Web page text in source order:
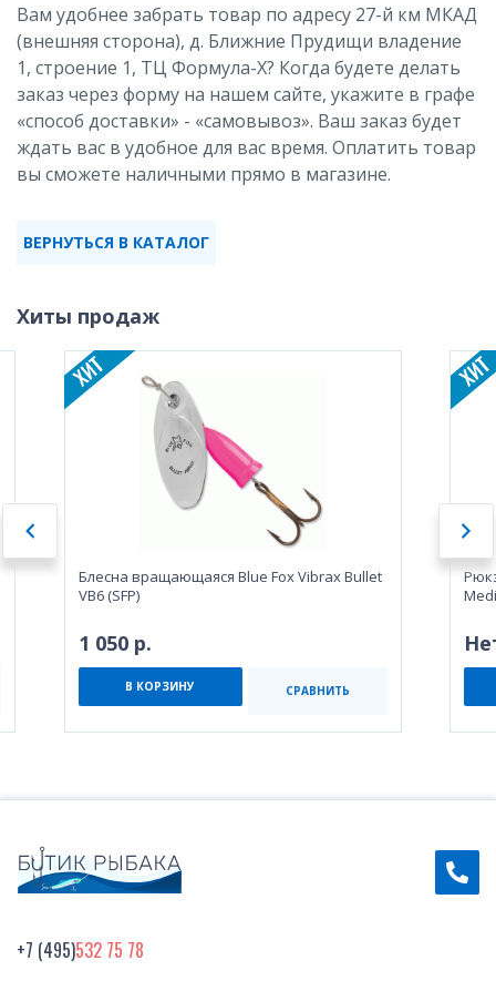
Вам удобнее забрать товар по адресу 27-й км МКАД
(внешняя сторона), д. Ближние Прудищи владение
1, строение 1, ТЦ Формула-X? Когда будете делать
заказ через форму на нашем сайте, укажите в графе
«способ доставки» - «самовывоз». Ваш заказ будет
ждать вас в удобное для вас время. Оплатить товар
вы сможете наличными прямо в магазине.
ВЕРНУТЬСЯ В КАТАЛОГ
Хиты продаж
Блесна вращающаяся Blue Fox Vibrax Bullet
VB6 (SFP)
1 050 р.
В КОРЗИНУ СРАВНИТЬ
+7 (495)532 75 78